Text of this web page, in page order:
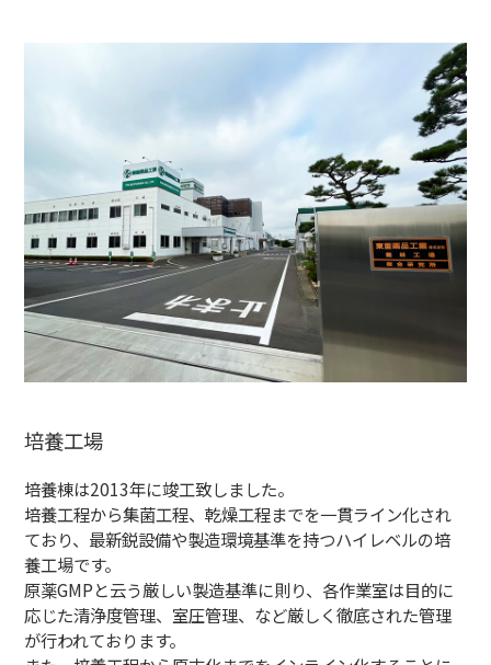
培養工場
培養棟は2013年に竣工致しました。
培養工程から集菌工程、乾燥工程までを一貫ライン化され
ており、最新鋭設備や製造環境基準を持つハイレベルの培
養工場です。
原薬GMPと云う厳しい製造基準に則り、各作業室は目的に
応じた清浄度管理、室圧管理、など厳しく徹底された管理
が行われております。